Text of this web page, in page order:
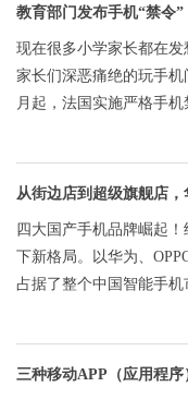
教育部门发布手机“禁令
现在很多小学家长都在
家长们深恶痛绝的玩手
月起，法国实施严格手
从街边店到超级旗舰店
四大国产手机品牌崛起
下新格局。以华为、
占据了整个中国智能手机
三种移动APP（应用程